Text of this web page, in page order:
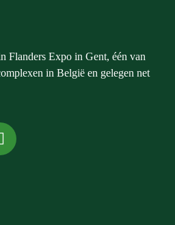
Flanders Expo in Gent, één van
in België en gelegen net